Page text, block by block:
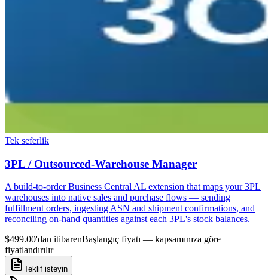
Tek seferlik
3PL / Outsourced-Warehouse Manager
A build-to-order Business Central AL extension that maps your 3PL
warehouses into native sales and purchase flows — sending
fulfillment orders, ingesting ASN and shipment confirmations, and
reconciling on-hand quantities against each 3PL's stock balances.
$499.00'dan itibarenBaşlangıç fiyatı — kapsamınıza göre
fiyatlandırılır
Teklif isteyin